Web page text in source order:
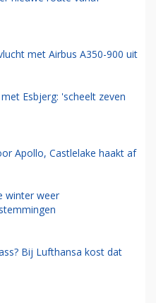
met Airbus A350-900 uit
Esbjerg: 'scheelt zeven
Apollo, Castlelake haakt af
winter weer
Bij Lufthansa kost dat